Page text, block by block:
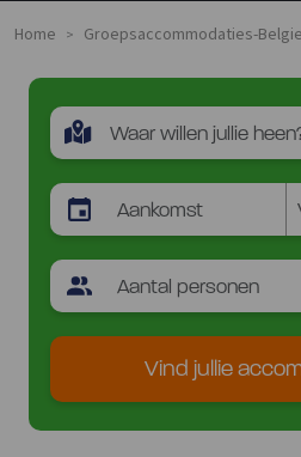
Home > Groepsaccommodaties-
Vind jullie